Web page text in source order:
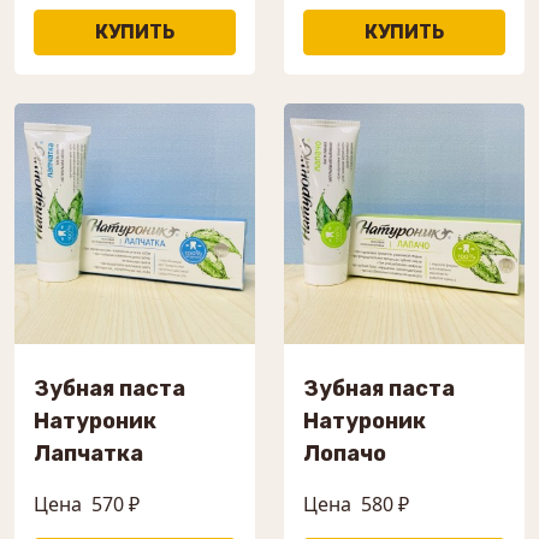
Зубная паста
Натуроник
Лапчатка
Цена 570 ₽
Зубная паста
Натуроник
Лопачо
Цена 580 ₽